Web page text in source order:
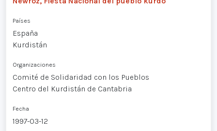
Países
España
Kurdistán
Organizaciones
Comité de Solidaridad con los Pueblos
Centro del Kurdistán de Cantabria
Fecha
1997-03-12